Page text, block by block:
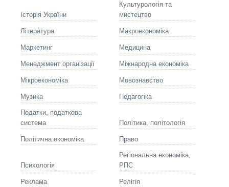
Історія України
Культурологія та
мистецтво
Літературa Макроекономіка
Маркетинг Медицина
Менеджмент організації Міжнародна економіка
Мікроекономіка Мовознавство
Музика Педагогіка
Податки, податкова
система
Політика, політологія
Політична економіка Право
Психологія
Регіональна економіка,
РПС
Реклама Релігія